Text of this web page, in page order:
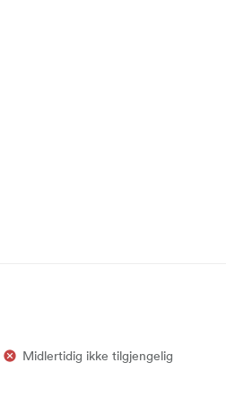
Midlertidig ikke tilgjengelig